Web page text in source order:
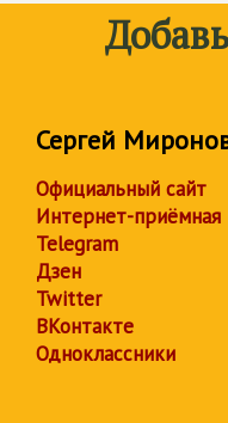
Сергей
Официальный сайт
Интернет-приёмная
Telegram
Дзен
Twitter
ВКонтакте
Одноклассники